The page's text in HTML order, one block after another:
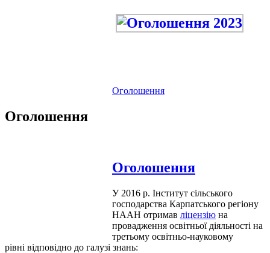
Оголошення
Оголошення
Оголошення
У 2016 р. Інститут сільського
господарства Карпатського регіону
НААН отримав ліцензію на
провадження освітньої діяльності на
третьому освітньо-науковому
рівні відповідно до галузі знань: